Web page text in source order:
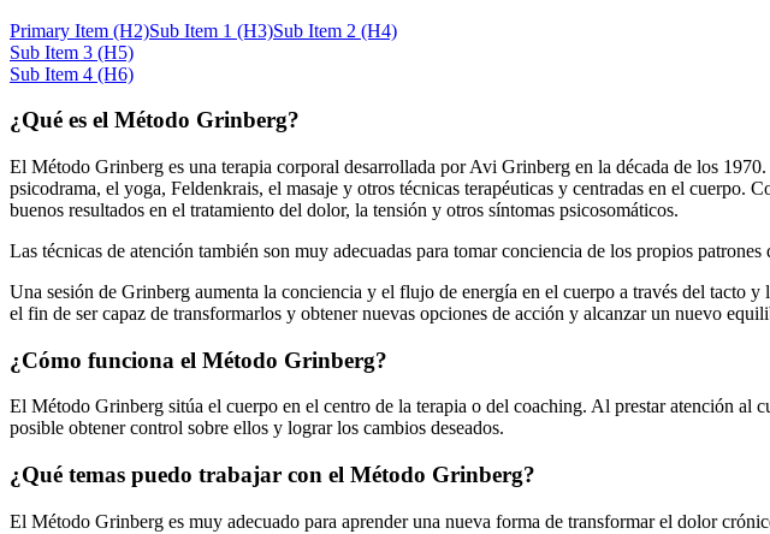
Primary Item (H2)Sub Item 1 (H3)Sub Item 2 (H4)
Sub Item 3 (H5)
Sub Item 4 (H6)
¿Qué es el Método Grinberg?
El Método Grinberg es una terapia corporal desarrollada por Avi Grinberg en la década de los
psicodrama, el yoga, Feldenkrais, el masaje y otros técnicas terapéuticas y centradas en el
buenos resultados en el tratamiento del dolor, la tensión y otros síntomas psicosomáticos.
Las técnicas de atención también son muy adecuadas para tomar conciencia de los propios
Una sesión de Grinberg aumenta la conciencia y el flujo de energía en el cuerpo a través del tacto
el fin de ser capaz de transformarlos y obtener nuevas opciones de acción y alcanzar un nuevo
¿Cómo funciona el Método Grinberg?
El Método Grinberg sitúa el cuerpo en el centro de la terapia o del coaching. Al prestar atención al
posible obtener control sobre ellos y lograr los cambios deseados.
¿Qué temas puedo trabajar con el Método Grinberg?
El Método Grinberg es muy adecuado para aprender una nueva forma de transformar el dolor